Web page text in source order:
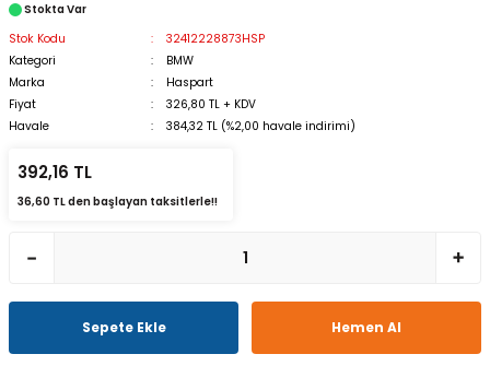
Stokta Var
Stok Kodu
32412228873HSP
Kategori
BMW
Marka
Haspart
Fiyat
326,80 TL + KDV
Havale
384,32 TL (%2,00 havale indirimi)
392,16 TL
36,60 TL den başlayan taksitlerle!!
Sepete Ekle Hemen Al